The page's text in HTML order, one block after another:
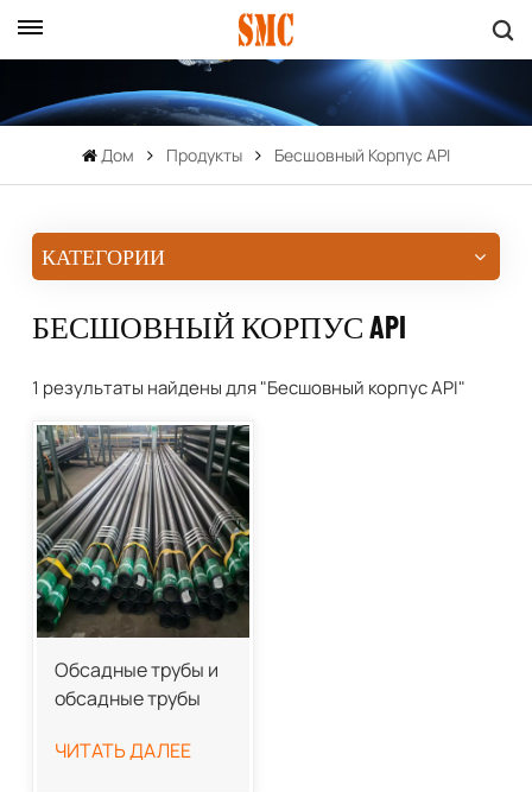
Дом Продукты Бесшовный Корпус API
КАТЕГОРИИ
БЕСШОВНЫЙ КОРПУС API
1 результаты найдены для "Бесшовный корпус API"
Обсадные трубы и
обсадные трубы
ЧИТАТЬ ДАЛЕЕ